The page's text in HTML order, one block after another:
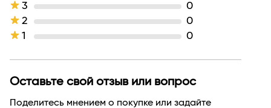
3
0
2
0
1
0
Оставьте свой отзыв или вопрос
Поделитесь мнением о покупке или задайте